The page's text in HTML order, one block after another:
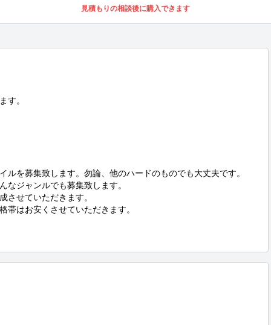
見積もりの相談後に購入できます
す。
ルを募集致します。勿論、他のハードのものでも大丈夫です。
なジャンルでも募集致します。
させていただきます。
帯はお安くさせていただきます。